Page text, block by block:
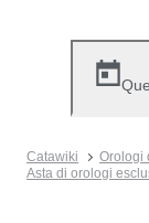
Catawiki Orologi
Asta di orologi